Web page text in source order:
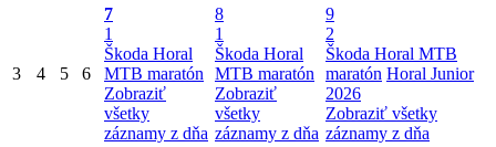
3 4 5 6
7
1
Škoda Horal
MTB maratón
Zobraziť
všetky
záznamy z dňa
8
1
Škoda Horal
MTB maratón
Zobraziť
všetky
záznamy z dňa
9
2
Škoda Horal MTB
maratón Horal Junior
2026
Zobraziť všetky
záznamy z dňa